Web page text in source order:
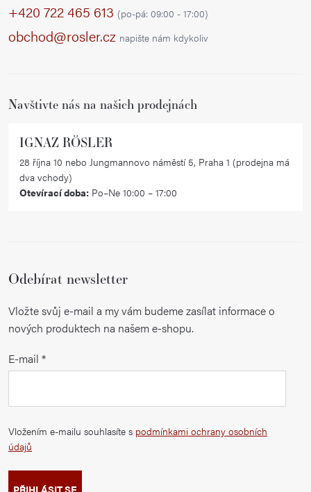
+420 722 465 613 (po-pá: 09:00 - 17:00)
obchod@rosler.cz napište nám kdykoliv
Navštivte nás na našich prodejnách
IGNAZ RÖSLER
28 října 10 nebo Jungmannovo náměstí 5, Praha 1 (prodejna má
dva vchody)
Otevírací doba: Po–Ne 10:00 – 17:00
Odebírat newsletter
Vložte svůj e-mail a my vám budeme zasílat informace o
nových produktech na našem e-shopu.
E-mail
Vložením e-mailu souhlasíte s podmínkami ochrany osobních
údajů
PŘIHLÁSIT SE